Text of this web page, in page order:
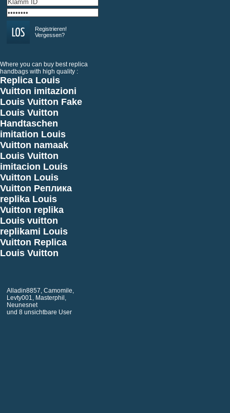
Registrieren!
Vergessen?
Where you can buy best replica
handbags with high quality :
Replica Louis
Vuitton imitazioni
Louis Vuitton Fake
Louis Vuitton
Handtaschen
imitation Louis
Vuitton namaak
Louis Vuitton
imitacion Louis
Vuitton Louis
Vuitton Реплика
replika Louis
Vuitton replika
Louis vuitton
replikami Louis
Vuitton Replica
Louis Vuitton
Alladin8857, Camomile,
Levty001, Masterphil ,
Neunesnet
und 8 unsichtbare User